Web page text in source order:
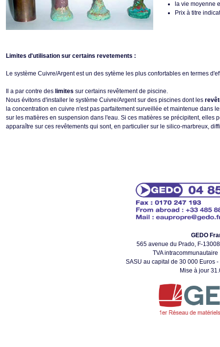
la vie moyenne
Prix à titre
Limites d'utilisation sur certains revetements :
Le système Cuivre/Argent est un des sytème les plus confortables en termes
Il a par contre des limites sur certains revêtement de piscine.
Nous évitons d'installer le système Cuivre/Argent sur des piscines dont les
la concentration en cuivre n'est pas parfaitement surveillée et maintenue dans
sur les matières en suspension dans l'eau. Si ces matières se précipitent,
apparaître sur ces revêtements qui sont, en particulier sur le silico-marbreux,
GEDO
565 avenue du Prado, F-
TVA
SASU au capital de 30 000 Euros
Mise à jour